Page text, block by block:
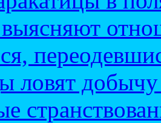
ловят добычу